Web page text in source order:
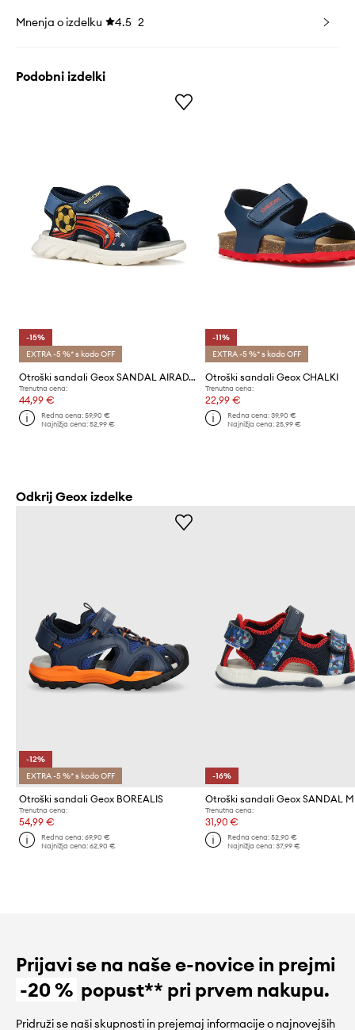
Mnenja o izdelku 4.5 2
Podobni izdelki
-15%
EXTRA -5 %* s kodo OFF
Otroški sandali Geox SANDAL AIRADYUM
Trenutna cena:
44,99 €
Redna cena:59,90 €
Najnižja cena:52,99 €
-11%
EXTRA -5 %* s kodo OFF
Otroški sandali Geox CHALKI
Trenutna cena:
22,99 €
Redna cena: 39,90 €
Najnižja cena: 25,99 €
Odkrij Geox izdelke
-12%
EXTRA -5 %* s kodo OFF
Otroški sandali Geox BOREALIS
Trenutna cena:
54,99 €
Redna cena:69,90 €
Najnižja cena:62,90 €
-16%
Otroški sandali Geox SANDAL
Trenutna cena:
31,90 €
Redna cena: 52,90 €
Najnižja cena: 37,99 €
Prijavi se na naše e-novice in prejmi
-20 % popust** pri prvem nakupu.
Pridruži se naši skupnosti in prejemaj informacije o najnovejših